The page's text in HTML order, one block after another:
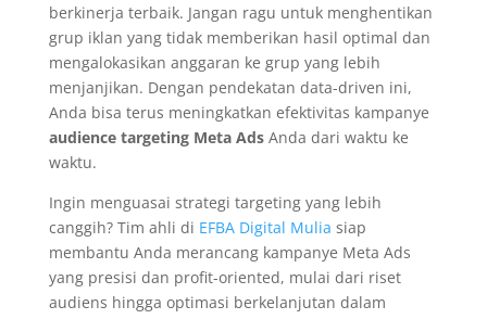
berkinerja terbaik. Jangan ragu untuk menghentikan
grup iklan yang tidak memberikan hasil optimal dan
mengalokasikan anggaran ke grup yang lebih
menjanjikan. Dengan pendekatan data-driven ini,
Anda bisa terus meningkatkan efektivitas kampanye
audience targeting Meta AdsAnda dari waktu ke
waktu.
Ingin menguasai strategi targeting yang lebih
canggih? Tim ahli di EFBA Digital Mulia siap
membantu Anda merancang kampanye Meta Ads
yang presisi dan profit-oriented, mulai dari riset
audiens hingga optimasi berkelanjutan dalam